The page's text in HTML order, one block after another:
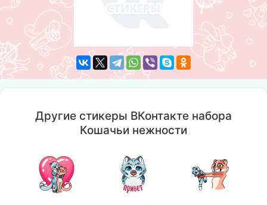
Другие стикеры ВКонтакте набора
Кошачьи нежности